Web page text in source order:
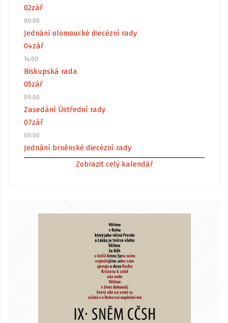
02zář
00:00
Jednání olomoucké diecézní rady
04zář
14:00
Biskupská rada
05zář
09:00
Zasedání Ústřední rady
07zář
00:00
Jednání brněnské diecézní rady
Zobrazit celý kalendář